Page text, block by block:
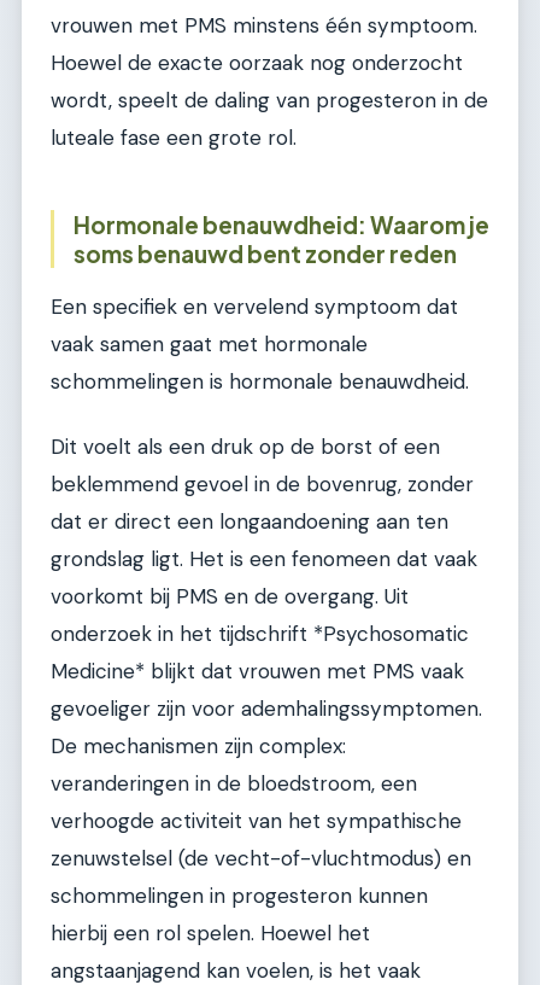
vrouwen met PMS minstens één symptoom.
Hoewel de exacte oorzaak nog onderzocht
wordt, speelt de daling van progesteron in de
luteale fase een grote rol.
Hormonale benauwdheid: Waarom je
soms benauwd bent zonder reden
Een specifiek en vervelend symptoom dat
vaak samen gaat met hormonale
schommelingen is hormonale benauwdheid.
Dit voelt als een druk op de borst of een
beklemmend gevoel in de bovenrug, zonder
dat er direct een longaandoening aan ten
grondslag ligt. Het is een fenomeen dat vaak
voorkomt bij PMS en de overgang. Uit
onderzoek in het tijdschrift *Psychosomatic
Medicine* blijkt dat vrouwen met PMS vaak
gevoeliger zijn voor ademhalingssymptomen.
De mechanismen zijn complex:
veranderingen in de bloedstroom, een
verhoogde activiteit van het sympathische
zenuwstelsel (de vecht-of-vluchtmodus) en
schommelingen in progesteron kunnen
hierbij een rol spelen. Hoewel het
angstaanjagend kan voelen, is het vaak